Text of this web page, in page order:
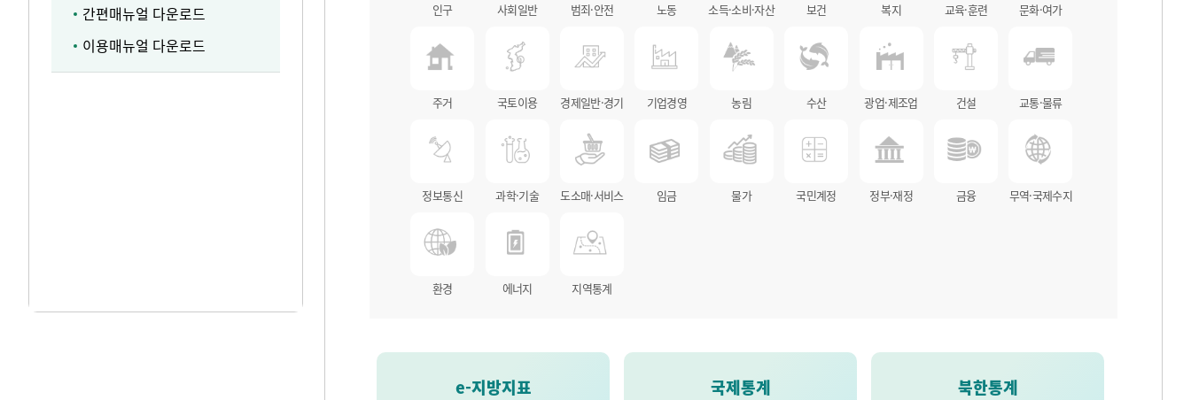
간편매뉴얼 다운로드
이용매뉴얼 다운로드
인구 사회일반 범죄·안전 노동 소득·소비·자산 보건 복지 교육·훈련 문화·여가
주거 국토이용 경제일반·경기 기업경영 농림 수산 광업·제조업 건설 교통·물류
정보통신 과학·기술 도소매·서비스 임금 물가 국민계정 정부·재정 금융 무역·국제수지
환경 에너지 지역통계
e-지방지표 국제통계 북한통계